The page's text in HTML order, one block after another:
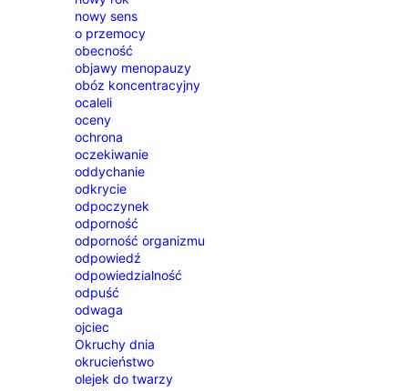
nowy sens
o przemocy
obecność
objawy menopauzy
obóz koncentracyjny
ocaleli
oceny
ochrona
oczekiwanie
oddychanie
odkrycie
odpoczynek
odporność
odporność organizmu
odpowiedź
odpowiedzialność
odpuść
odwaga
ojciec
Okruchy dnia
okrucieństwo
olejek do twarzy